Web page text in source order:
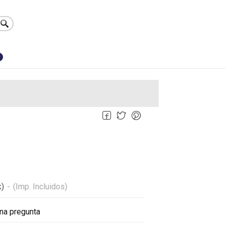
- (Imp. Incluidos)
pregunta